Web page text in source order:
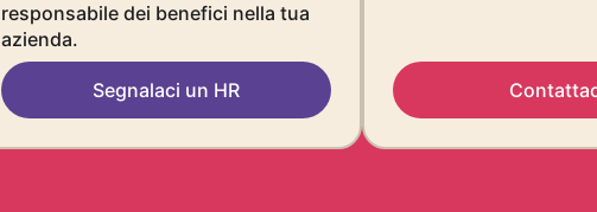
responsabile dei benefici nella tua
azienda.
Segnalaci un HR